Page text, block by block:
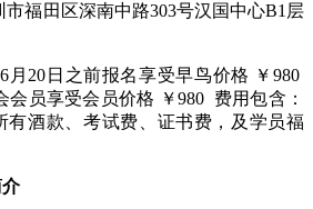
福田区深南中路303号汉国中心B1层
月20日之前报名享受早鸟价格 ￥980
会员享受会员价格 ￥980 费用包含：
有酒款、考试费、证书费，及学员福